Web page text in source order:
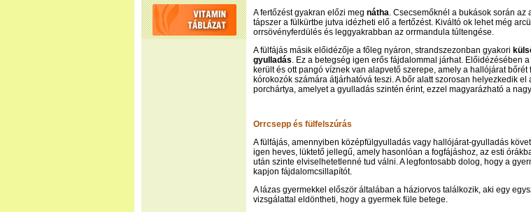
A fertőzést gyakran előzi meg nátha. Csecsemőknél a bukások során az
tápszer a fülkürtbe jutva idézheti elő a fertőzést. Kiváltó ok lehet még
orrsövényferdülés és leggyakrabban az orrmandula túltengése.
A fülfájás másik előidézője a főleg nyáron, strandszezonban gyakori
gyulladás. Ez a betegség igen erős fájdalommal járhat. Előidézésében
került és ott pangó víznek van alapvető szerepe, amely a hallójárat bőrét
kórokozók számára átjárhatóvá teszi. A bőr alatt szorosan helyezkedik el
porchártya, amelyet a gyulladás szintén érint, ezzel magyarázható a
Orrcsepp és fülfelszúrás
A fülfájás, amennyiben középfülgyulladás vagy hallójárat-gyulladás
igen heves, lüktető jellegű, amely hasonlóan a fogfájáshoz, az esti
után szinte elviselhetetlenné tud válni. A legfontosabb dolog, hogy a
kapjon fájdalomcsillapítót.
A lázas gyermekkel először általában a háziorvos találkozik, aki egy
vizsgálattal eldöntheti, hogy a gyermek füle betege.